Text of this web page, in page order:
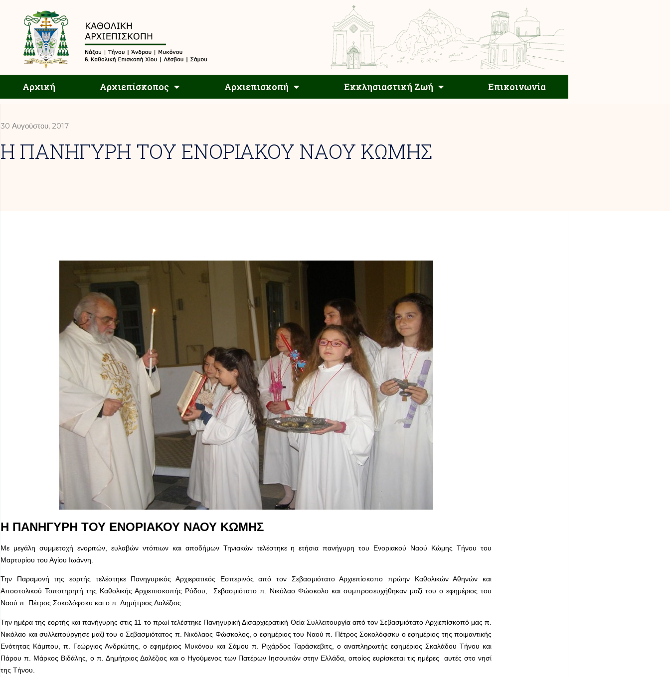
Αρχική Αρχιεπίσκοπος Αρχιεπισκοπή Εκκλησιαστική Ζωή Επικοινωνία
Αρχιεπισκοπή Εκκλησιαστική Ζωή Επικοινωνία
30 Αυγούστου, 2017
Η ΠΑΝΗΓΥΡΗ ΤΟΥ ΕΝΟΡΙΑΚΟΥ ΝΑΟΥ ΚΩΜΗΣ
Η ΠΑΝΗΓΥΡΗ ΤΟΥ ΕΝΟΡΙΑΚΟΥ ΝΑΟΥ ΚΩΜΗΣ
Με μεγάλη συμμετοχή ενοριτών, ευλαβών ντόπιων και αποδήμων Τηνιακών τελέστηκε η ετήσια πανήγυρη του Ενοριακού Ναού Κώμης Τήνου του
Μαρτυρίου του Αγίου Ιωάννη.
Την Παραμονή της εορτής τελέστηκε Πανηγυρικός Αρχιερατικός Εσπερινός από τον Σεβασμιότατο Αρχιεπίσκοπο πρώην Καθολικών Αθηνών και
Αποστολικού Τοποτηρητή της Καθολικής Αρχιεπισκοπής Ρόδου, Σεβασμιότατο π. Νικόλαο Φώσκολο και συμπροσευχήθηκαν μαζί του ο εφημέριος του
Ναού π. Πέτρος Σοκολόφσκυ και ο π. Δημήτριος Δαλέζιος.
Την ημέρα της εορτής και πανήγυρης στις 11 το πρωί τελέστηκε Πανηγυρική Δισαρχιερατική Θεία Συλλειτουργία από τον Σεβασμιότατο Αρχιεπίσκοπό μας π.
Νικόλαο και συλλειτούργησε μαζί του ο Σεβασμιότατος π. Νικόλαος Φώσκολος, ο εφημέριος του Ναού π. Πέτρος Σοκολόφσκυ ο εφημέριος της ποιμαντικής
Ενότητας Κάμπου, π. Γεώργιος Ανδριώτης, ο εφημέριος Μυκόνου και Σάμου π. Ριχάρδος Ταράσκεβιτς, ο αναπληρωτής εφημέριος Σκαλάδου Τήνου και
Πάρου π. Μάρκος Βιδάλης, ο π. Δημήτριος Δαλέζιος και ο Ηγούμενος των Πατέρων Ιησουιτών στην Ελλάδα, οποίος ευρίσκεται τις ημέρες αυτές στο νησί
της Τήνου.